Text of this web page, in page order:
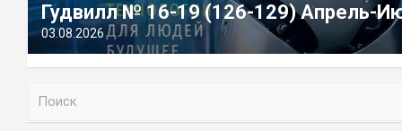
Гудвилл № 16-19 (126-129) Апрель-
03.08.2026